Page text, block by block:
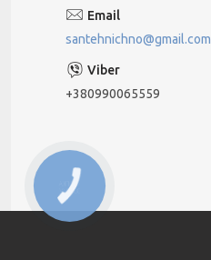
santehnichno@gmail.com
+380990065559
КНОПКА
ЗВ'ЯЗКУ